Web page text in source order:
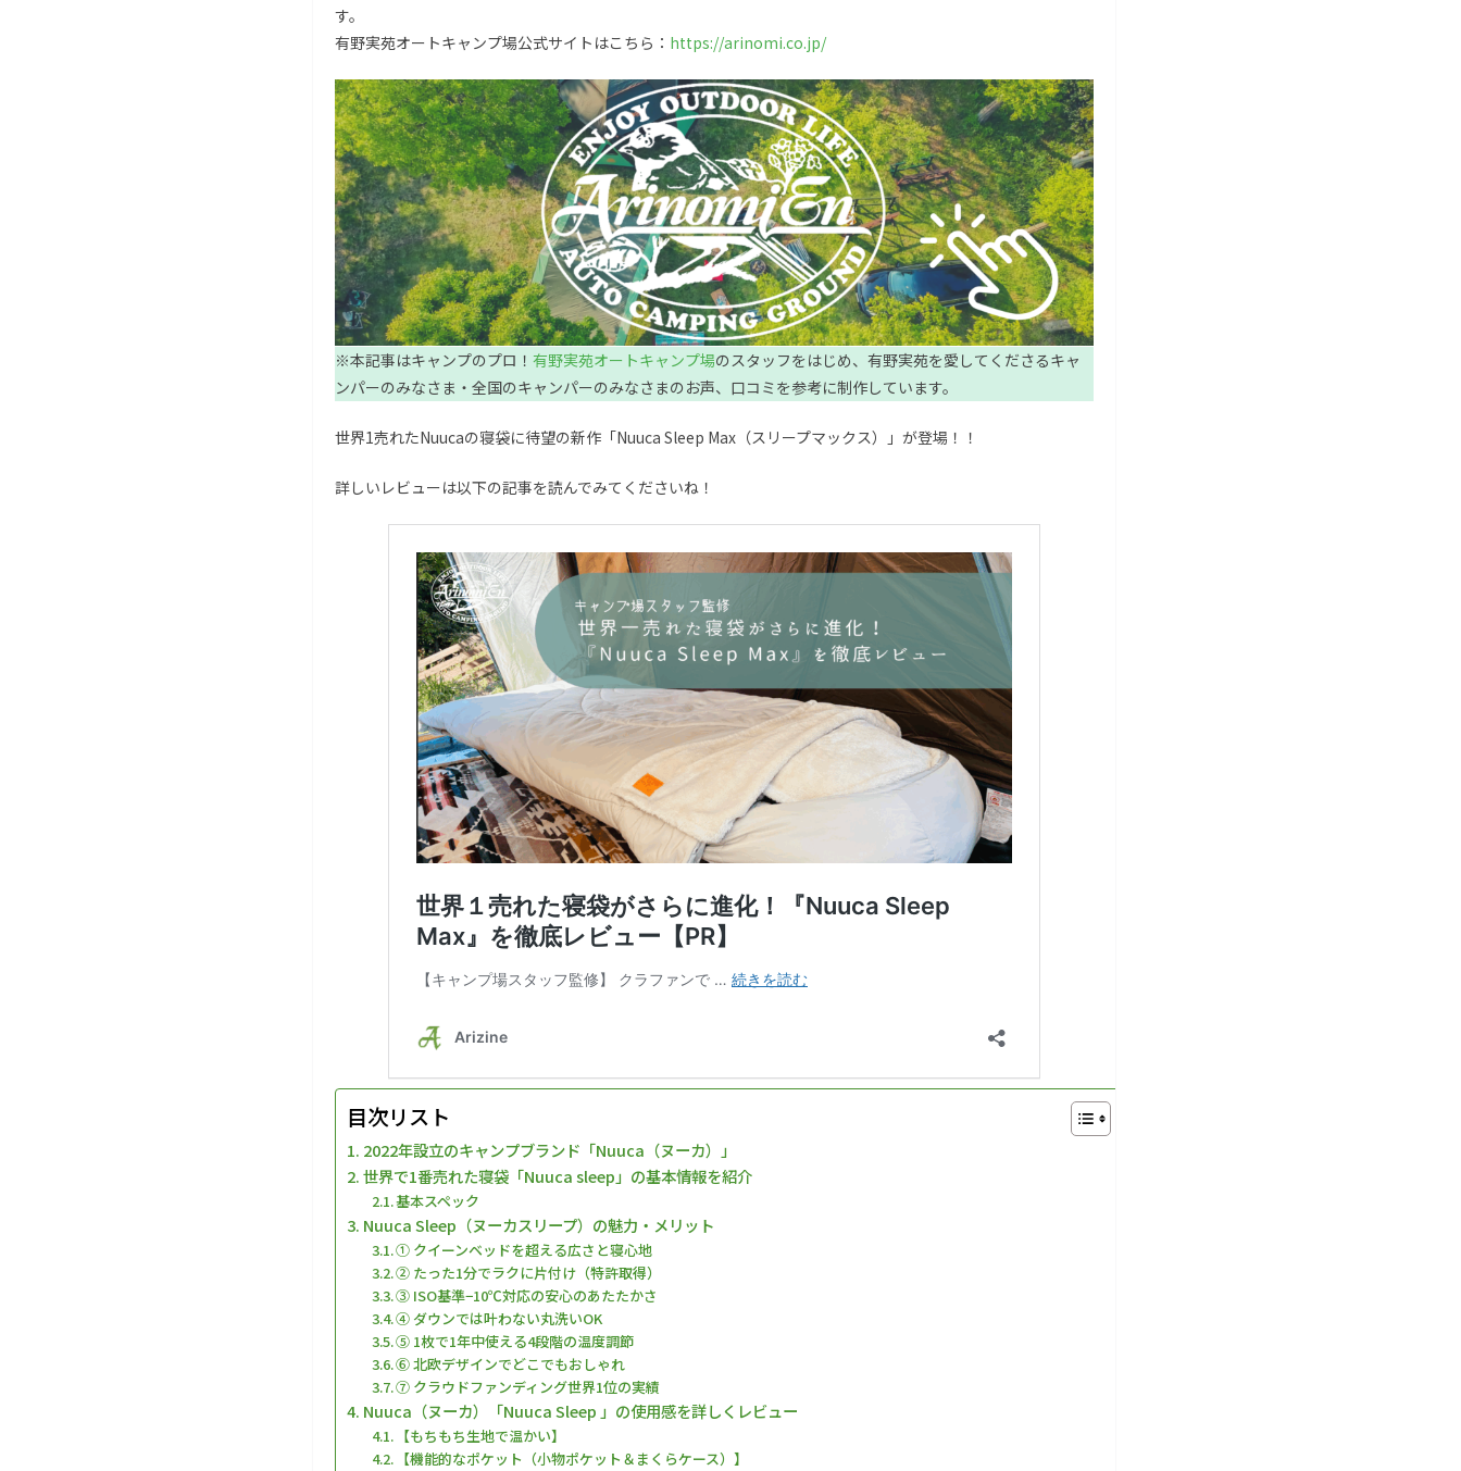
す。
有野実苑オートキャンプ場公式サイトはこちら： https://arinomi.co.jp/
※本記事はキャンプのプロ！ 有野実苑オートキャンプ場のスタッフをはじめ、有野実苑を愛してくださるキャ
ンパーのみなさま・全国のキャンパーのみなさまのお声、口コミを参考に制作しています。
世界1売れたNuucaの寝袋に待望の新作「Nuuca Sleep Max（スリープマックス）」が登場！！
詳しいレビューは以下の記事を読んでみてくださいね！
目次リスト
2022年設立のキャンプブランド「Nuuca（ヌーカ）」
世界で1番売れた寝袋「Nuuca sleep」の基本情報を紹介
基本スペック
Nuuca Sleep（ヌーカスリープ）の魅力・メリット
① クイーンベッドを超える広さと寝心地
② たった1分でラクに片付け（特許取得）
③ ISO基準−10℃対応の安心のあたたかさ
④ ダウンでは叶わない丸洗いOK
⑤ 1枚で1年中使える4段階の温度調節
⑥ 北欧デザインでどこでもおしゃれ
⑦ クラウドファンディング世界1位の実績
Nuuca（ヌーカ）「Nuuca Sleep 」の使用感を詳しくレビュー
【もちもち生地で温かい】
【機能的なポケット（小物ポケット＆まくらケース）】